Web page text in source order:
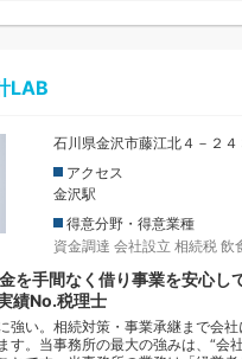
陸会計は、国税局OBの税理
所です。「お客様の経営に対
う活動方針のもと、独立開業
ングなど、幅広いジャンルで
業・独立される方、税理士を変
さい。
LAB
石川県金沢市藤江北４－２４
アクセス
金沢駅
得意分野・得意業種
資金調達 会社設立 相続税 飲
を手間なく借り事業を安心し
績No.税理士
強い。相続対策・事業承継まで会
す。当事務所の最大の強みは、“会